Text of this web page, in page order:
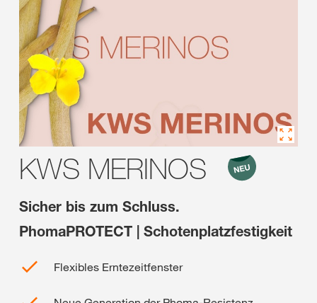
KWS MERINOS
Sicher bis zum Schluss.
PhomaPROTECT | Schotenplatzfestigkeit
Flexibles Erntezeitfenster